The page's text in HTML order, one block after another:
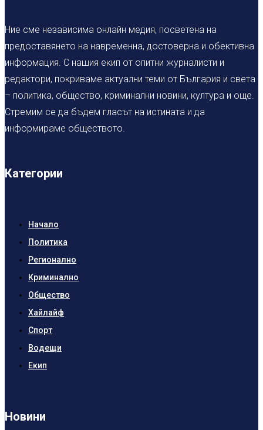
Ние сме независима онлайн медия, посветена на
предоставянето на навременна, достоверна и обективна
информация. С нашия екип от опитни журналисти и
редактори, покриваме актуални теми от България и света
– политика, общество, криминални новини, култура и още.
Стремим се да бъдем гласът на истината и да
информираме обществото.
Категории
Начало
Политика
Регионално
Криминално
Общество
Хайлайф
Спорт
Водещи
Екип
Новини